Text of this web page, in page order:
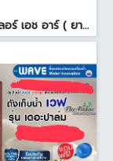
เวเบอร์ คัลเลอร์ เอช อาร์ ( ยาแนวสระว่ายน้ำ ) 18.5 กก. สีดำ